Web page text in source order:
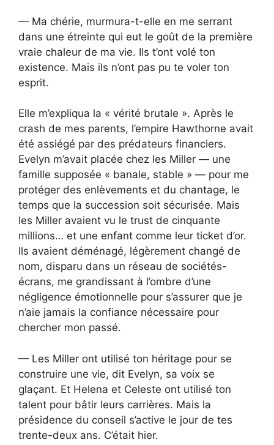
— Ma chérie, murmura-t-elle en me serrant
dans une étreinte qui eut le goût de la première
vraie chaleur de ma vie. Ils t’ont volé ton
existence. Mais ils n’ont pas pu te voler ton
esprit.
Elle m’expliqua la « vérité brutale ». Après le
crash de mes parents, l’empire Hawthorne avait
été assiégé par des prédateurs financiers.
Evelyn m’avait placée chez les Miller — une
famille supposée « banale, stable » — pour me
protéger des enlèvements et du chantage, le
temps que la succession soit sécurisée. Mais
les Miller avaient vu le trust de cinquante
millions… et une enfant comme leur ticket d’or.
Ils avaient déménagé, légèrement changé de
nom, disparu dans un réseau de sociétés-
écrans, me grandissant à l’ombre d’une
négligence émotionnelle pour s’assurer que je
n’aie jamais la confiance nécessaire pour
chercher mon passé.
— Les Miller ont utilisé ton héritage pour se
construire une vie, dit Evelyn, sa voix se
glaçant. Et Helena et Celeste ont utilisé ton
talent pour bâtir leurs carrières. Mais la
présidence du conseil s’active le jour de tes
trente-deux ans. C’était hier.